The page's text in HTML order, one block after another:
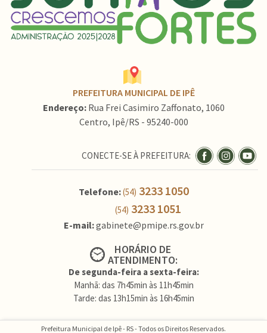
PREFEITURA MUNICIPAL DE IPÊ
Endereço: Rua Frei Casimiro Zaffonato, 1060
Centro, Ipê/RS - 95240-000
CONECTE-SE À PREFEITURA:
Telefone:(54) 3233 1050
(54) 3233 1051
E-mail:gabinete@pmipe.rs.gov.br
HORÁRIO DE
ATENDIMENTO:
De segunda-feira a sexta-feira:
Manhã: das 7h45min às 11h45min
Tarde: das 13h15min às 16h45min
Prefeitura Municipal de Ipê - RS - Todos os Direitos Reservados.